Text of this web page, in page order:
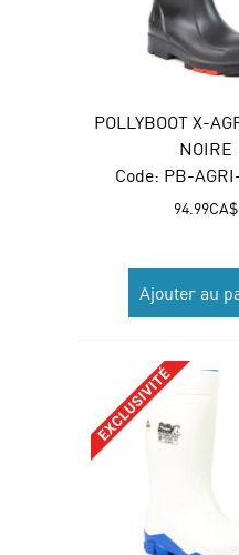
POLLYBOOT X-
NOIRE
Code: PB-
CA$
94.99
Ajouter au